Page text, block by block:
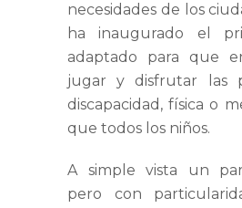
necesidades de los
ha inaugurado el
adaptado para que
jugar y disfrutar las
discapacidad, física o
que todos los niños.
A simple vista un
pero con